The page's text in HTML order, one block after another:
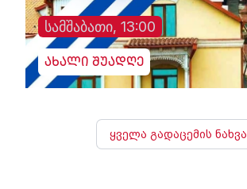
სამშაბათი, 13:00
ახალი შუადღე
ყველა გადაცემის ნახვა